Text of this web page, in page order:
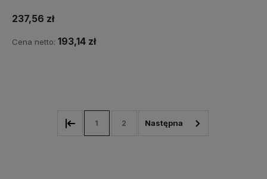
237,56 zł
Cena netto: 193,14 zł
1 2